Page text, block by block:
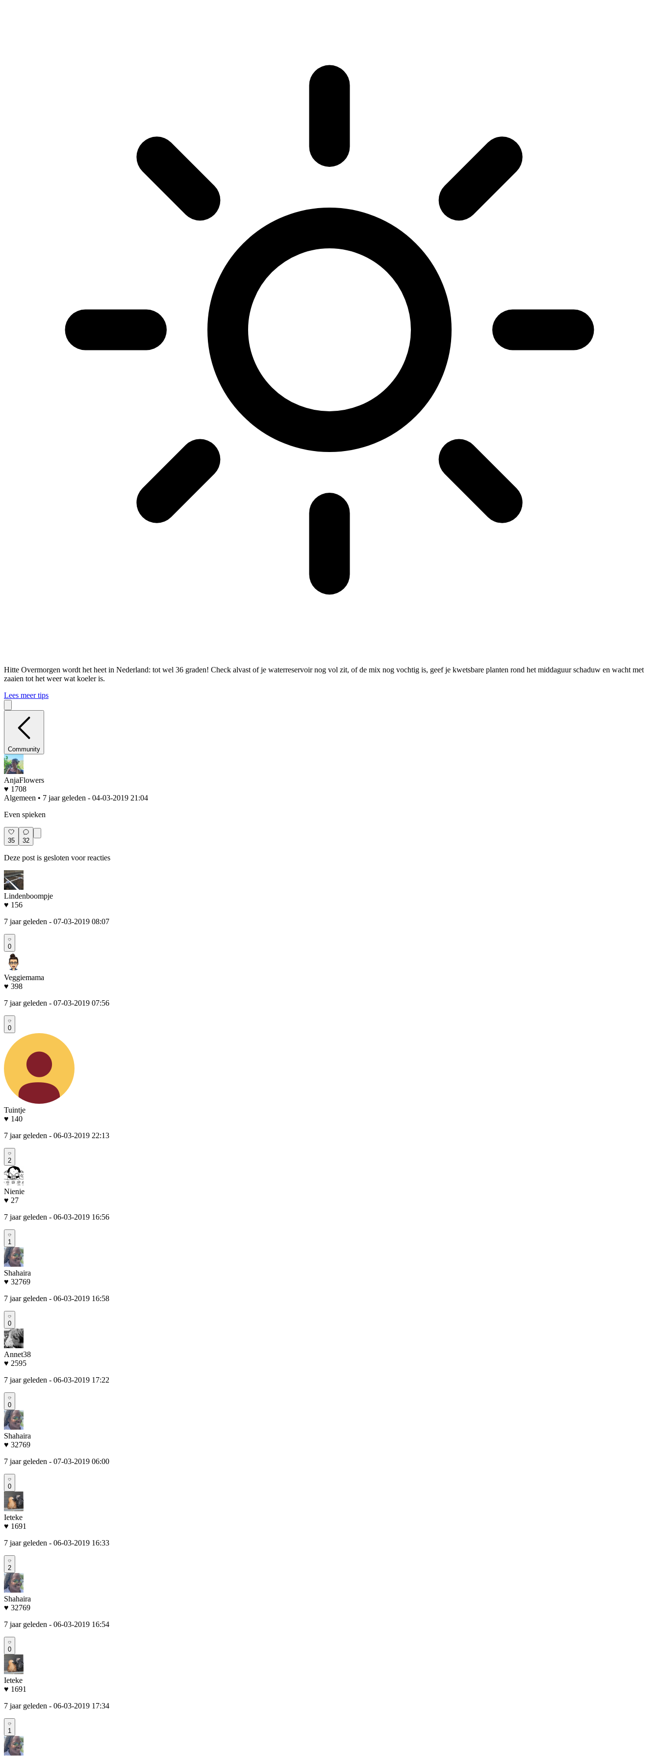
Hitte Overmorgen wordt het heet in Nederland: tot wel 36 graden! Check alvast of je waterreservoir nog vol zit, of de mix nog vochtig is, geef je kwetsbare planten rond het middaguur schaduw en wacht met
zaaien tot het weer wat koeler is.
Lees meer tips
Community
AnjaFlowers
♥ 1708
Algemeen • 7 jaar geleden - 04-03-2019 21:04
Even spieken
35 32
Deze post is gesloten voor reacties
Lindenboompje
♥ 156
7 jaar geleden - 07-03-2019 08:07
0
Veggiemama
♥ 398
7 jaar geleden - 07-03-2019 07:56
0
Tuintje
♥ 140
7 jaar geleden - 06-03-2019 22:13
2
Nienie
♥ 27
7 jaar geleden - 06-03-2019 16:56
1
Shahaira
♥ 32769
7 jaar geleden - 06-03-2019 16:58
0
Annet38
♥ 2595
7 jaar geleden - 06-03-2019 17:22
0
Shahaira
♥ 32769
7 jaar geleden - 07-03-2019 06:00
0
Ieteke
♥ 1691
7 jaar geleden - 06-03-2019 16:33
2
Shahaira
♥ 32769
7 jaar geleden - 06-03-2019 16:54
0
Ieteke
♥ 1691
7 jaar geleden - 06-03-2019 17:34
1